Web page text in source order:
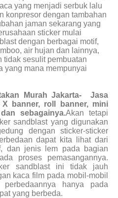
yang menjadi serbuk lalu
konpresor dengan tambahan
jaman sekarang yang
sticker mulai
dengan berbagai motif,
air hujan dan lainnya,
tidak sesulit pembuatan
yang mana mempunyai
Murah Jakarta- Jasa
banner, roll banner, mini
sebagainya.Akan tetapi
sandblast yang digunakan
dengan sticker-sticker
dapat kita lihat dari
dan jenis lem pada bagian
proses pemasangannya.
sandblast ini tidak jauh
kaca film pada mobil-mobil
hanya pada
yang berbeda.